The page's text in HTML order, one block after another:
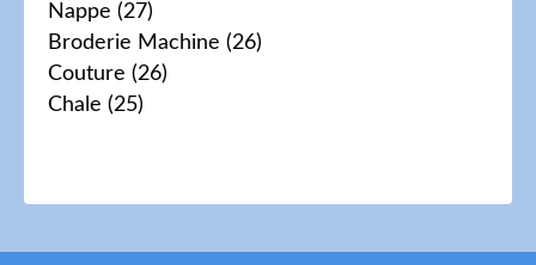
Nappe (27)
Broderie Machine (26)
Couture (26)
Chale (25)